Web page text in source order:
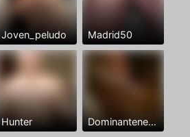
Joven_peludo Madrid50
Hunter Dominantenegro ya